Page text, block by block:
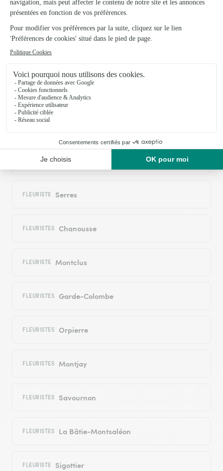
Livraison de fleurs à Méreuil et autour :
les villes proches couvertes par le réseau
Interflora
FLEURISTES Montrond
FLEURISTES Le Bersac
FLEURISTE Serres
FLEURISTES Chanousse
FLEURISTE Montclus
FLEURISTES Garde-Colombe
FLEURISTES Orpierre
FLEURISTES Montjay
FLEURISTES Savournon
FLEURISTES La Bâtie-Montsaléon
FLEURISTE Sigottier